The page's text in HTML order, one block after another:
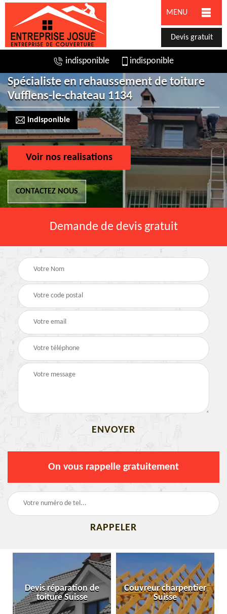
MENU
Devis gratuit
indisponible indisponible
Spécialiste en rehaussement de toiture
Vufflens-le-chateau 1134
indisponible
Voir nos realisations
CONTACTEZ NOUS
Demande de devis gratuit
On vous rappelle gratuitement
Devis réparation de
toiture Suisse
Couvreur charpentier
Suisse